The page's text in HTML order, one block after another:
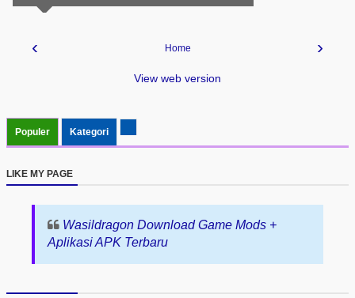
‹ ›
Home
View web version
Populer Kategori
LIKE MY PAGE
Wasildragon Download Game Mods +
Aplikasi APK Terbaru